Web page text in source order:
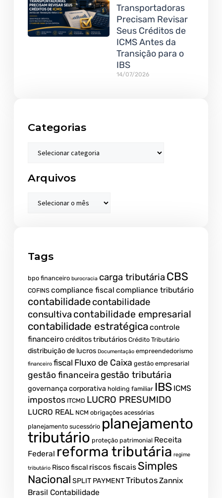
Transportadoras
Precisam Revisar
Seus Créditos de
ICMS Antes da
Transição para o
IBS
14/07/2026
Categorias
Arquivos
Tags
bpo financeiro burocracia carga tributária CBS
COFINS compliance fiscal compliance tributário
contabilidadecontabilidade
consultiva contabilidade empresarial
contabilidade estratégica controle
financeirocréditos tributários Crédito Tributário
distribuição de lucros Documentação empreendedorismo
financeiro fiscal Fluxo de Caixa gestão empresarial
gestão financeira gestão tributária
governança corporativa holding familiar IBS ICMS
impostos ITCMD LUCRO PRESUMIDO
LUCRO REAL NCM obrigações acessórias
planejamento sucessório planejamento
tributário proteção patrimonial Receita
Federal reforma tributária regime
tributário Risco fiscal riscos fiscais Simples
Nacional SPLIT PAYMENTTributosZannix
Brasil Contabilidade